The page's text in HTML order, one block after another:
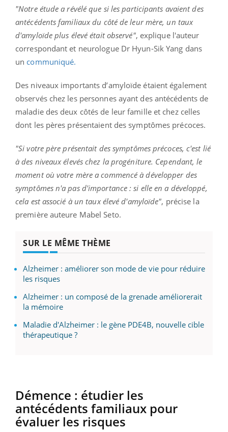
"Notre étude a révélé que si les participants avaient des
antécédents familiaux du côté de leur mère, un taux
d'amyloïde plus élevé était observé", explique l'auteur
correspondant et neurologue Dr Hyun-Sik Yang dans
un communiqué.
Des niveaux importants d’amyloïde étaient également
observés chez les personnes ayant des antécédents de
maladie des deux côtés de leur famille et chez celles
dont les pères présentaient des symptômes précoces.
"Si votre père présentait des symptômes précoces, c'est lié
à des niveaux élevés chez la progéniture. Cependant, le
moment où votre mère a commencé à développer des
symptômes n'a pas d'importance : si elle en a développé,
cela est associé à un taux élevé d'amyloïde", précise la
première auteure Mabel Seto.
SUR LE MÊME THÈME
Alzheimer : améliorer son mode de vie pour réduire
les risques
Alzheimer : un composé de la grenade améliorerait
la mémoire
Maladie d'Alzheimer : le gène PDE4B, nouvelle cible
thérapeutique ?
Démence : étudier les
antécédents familiaux pour
évaluer les risques